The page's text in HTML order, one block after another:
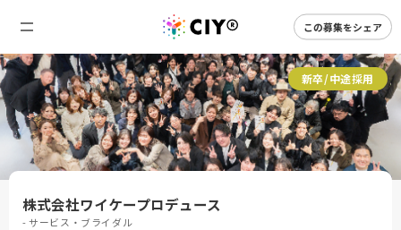
この募集をシェア
新卒/中途採用
株式会社ワイケープロデュース
- サービス・ブライダル